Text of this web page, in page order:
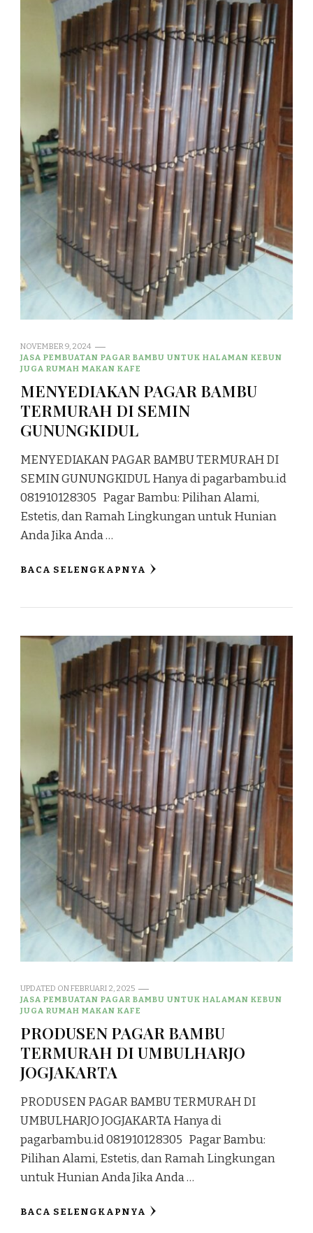
NOVEMBER 9, 2024
JASA PEMBUATAN PAGAR BAMBU UNTUK HALAMAN KEBUN
JUGA RUMAH MAKAN KAFE
MENYEDIAKAN PAGAR BAMBU
TERMURAH DI SEMIN
GUNUNGKIDUL
MENYEDIAKAN PAGAR BAMBU TERMURAH DI
SEMIN GUNUNGKIDUL Hanya di pagarbambu.id
081910128305 Pagar Bambu: Pilihan Alami,
Estetis, dan Ramah Lingkungan untuk Hunian
Anda Jika Anda …
BACA SELENGKAPNYA
UPDATED ONFEBRUARI 2, 2025
JASA PEMBUATAN PAGAR BAMBU UNTUK HALAMAN KEBUN
JUGA RUMAH MAKAN KAFE
PRODUSEN PAGAR BAMBU
TERMURAH DI UMBULHARJO
JOGJAKARTA
PRODUSEN PAGAR BAMBU TERMURAH DI
UMBULHARJO JOGJAKARTA Hanya di
pagarbambu.id 081910128305 Pagar Bambu:
Pilihan Alami, Estetis, dan Ramah Lingkungan
untuk Hunian Anda Jika Anda …
BACA SELENGKAPNYA